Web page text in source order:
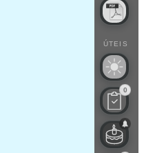
ÚTEIS
0